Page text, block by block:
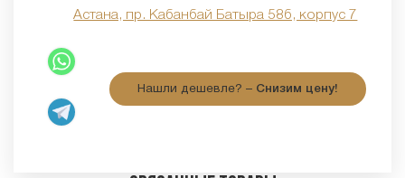
Астана, пр. Кабанбай Батыра 58б, корпус 7
Нашли дешевле? – Снизим цену!